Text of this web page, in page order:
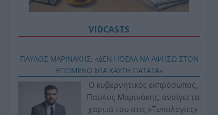
VIDCASTS
ΠΑΥΛΟΣ ΜΑΡΙΝΑΚΗΣ: «ΔΕΝ ΗΘΕΛΑ ΝΑ ΑΦΗΣΩ ΣΤΟΝ
ΕΠΟΜΕΝΟ ΜΙΑ ΚΑΥΤΗ ΠΑΤΑΤΑ»
Ο κυβερνητικός εκπρόσωπος,
Παύλος Μαρινάκης, ανοίγει τα
χαρτιά του στις «Τυπολογίες»